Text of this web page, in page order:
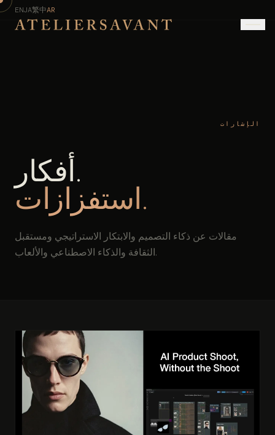
ENJA繁中AR
الإشارات
أفكار.
استفزازات.
مقالات عن ذكاء التصميم والابتكار الاستراتيجي ومستقبل
الثقافة والذكاء الاصطناعي والألعاب.